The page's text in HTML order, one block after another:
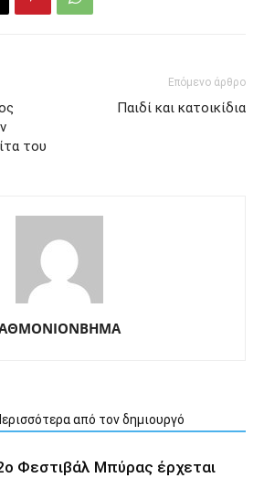
του
Επόμενο άρθρο
Παιδί και κατοικίδια
από τον δημιουργό
Φεστιβάλ Μπύρας έρχεται